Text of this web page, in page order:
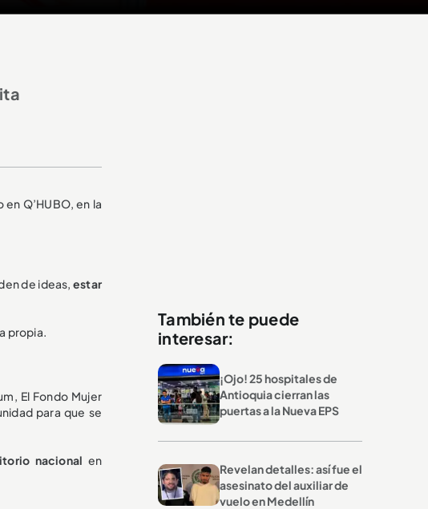
Q’HUBO, en la
de ideas, estar
propia.
El Fondo Mujer
para que se
nacional en
También te puede
interesar:
¡Ojo! 25 hospitales de
Antioquia cierran las
puertas a la Nueva EPS
Revelan detalles: así fue el
asesinato del auxiliar de
vuelo en Medellín